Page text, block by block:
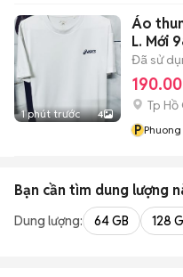
1 phút trước 4
Áo
L. Mới
Đã sử
Tp Hồ
P Phuong
Bạn cần tìm dung lượng
Dung lượng: 64 GB 128